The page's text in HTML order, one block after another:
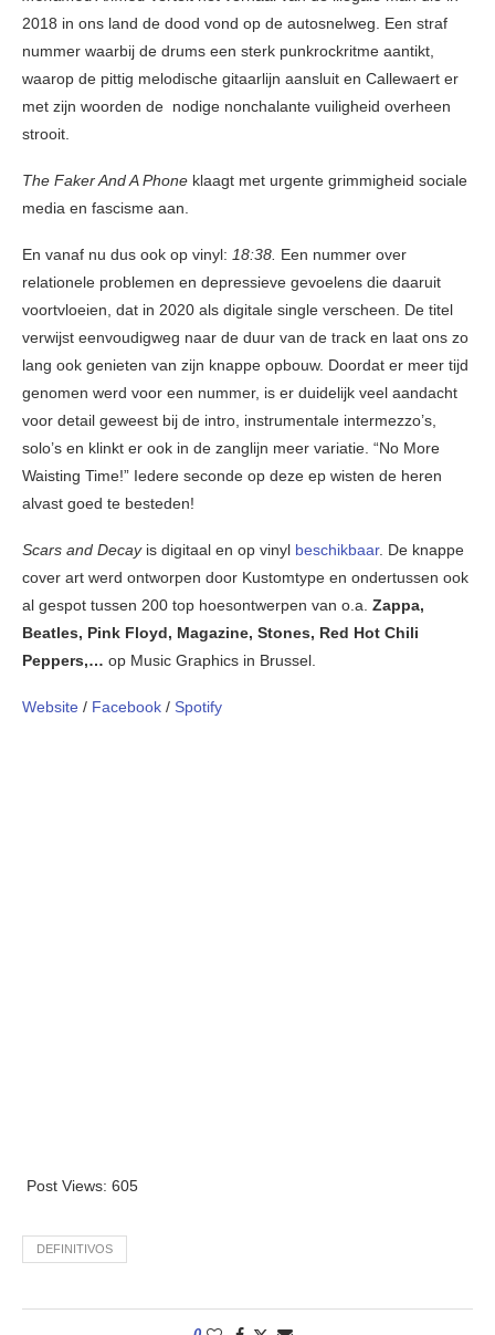
2018 in ons land de dood vond op de autosnelweg. Een straf
nummer waarbij de drums een sterk punkrockritme aantikt,
waarop de pittig melodische gitaarlijn aansluit en Callewaert er
met zijn woorden de nodige nonchalante vuiligheid overheen
strooit.
The Faker And A Phone klaagt met urgente grimmigheid sociale
media en fascisme aan.
En vanaf nu dus ook op vinyl: 18:38. Een nummer over
relationele problemen en depressieve gevoelens die daaruit
voortvloeien, dat in 2020 als digitale single verscheen. De titel
verwijst eenvoudigweg naar de duur van de track en laat ons zo
lang ook genieten van zijn knappe opbouw. Doordat er meer tijd
genomen werd voor een nummer, is er duidelijk veel aandacht
voor detail geweest bij de intro, instrumentale intermezzo’s,
solo’s en klinkt er ook in de zanglijn meer variatie. “No More
Waisting Time!” Iedere seconde op deze ep wisten de heren
alvast goed te besteden!
Scars and Decay is digitaal en op vinyl beschikbaar. De knappe
cover art werd ontworpen door Kustomtype en ondertussen ook
al gespot tussen 200 top hoesontwerpen van o.a. Zappa,
Beatles, Pink Floyd, Magazine, Stones, Red Hot Chili
Peppers,… op Music Graphics in Brussel.
Website / Facebook / Spotify
Post Views: 605
DEFINITIVOS